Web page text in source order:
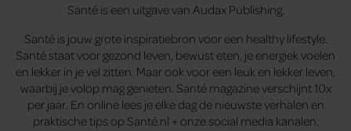
Santé is een uitgave van Audax Publishing.
Santé is jouw grote inspiratiebron voor een healthy lifestyle.
Santé staat voor gezond leven, bewust eten, je energiek voelen
en lekker in je vel zitten. Maar ook voor een leuk en lekker leven,
waarbij je volop mag genieten. Santé magazine verschijnt 10x
per jaar. En online lees je elke dag de nieuwste verhalen en
praktische tips op Santé.nl + onze social media kanalen.